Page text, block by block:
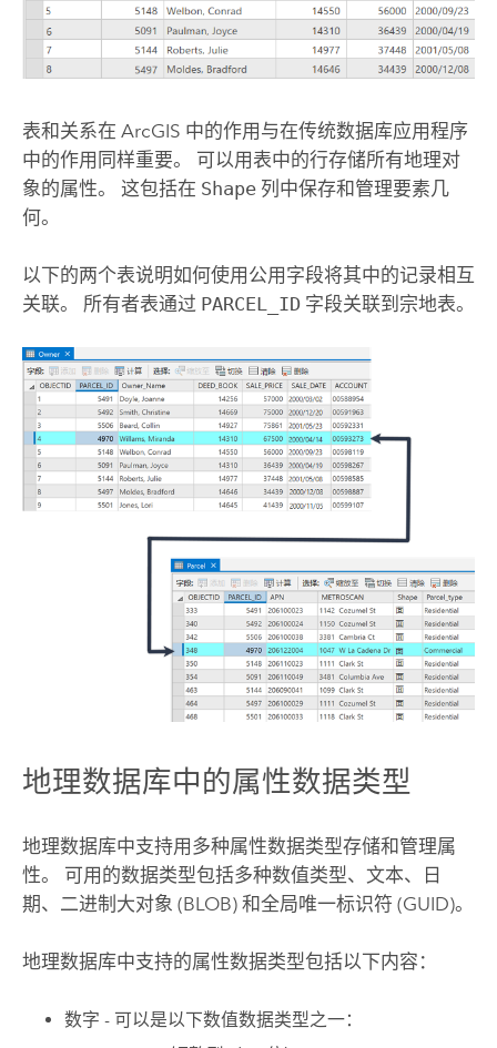
表和关系在 ArcGIS 中的作用与在传统数据库应用程序
中的作用同样重要。 可以用表中的行存储所有地理对
象的属性。 这包括在 Shape列中保存和管理要素几
何。
以下的两个表说明如何使用公用字段将其中的记录相互
关联。 所有者表通过 PARCEL_ID字段关联到宗地表。
地理数据库中的属性数据类型
地理数据库中支持用多种属性数据类型存储和管理属
性。 可用的数据类型包括多种数值类型、文本、日
期、二进制大对象 (BLOB) 和全局唯一标识符 (GUID)。
地理数据库中支持的属性数据类型包括以下内容：
数字 - 可以是以下数值数据类型之一：